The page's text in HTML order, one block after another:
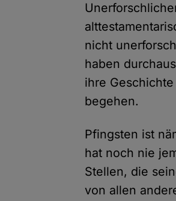
nicht
haben
ihre
begehen.
Pfingsten ist
hat noch nie
Stellen, die
von allen